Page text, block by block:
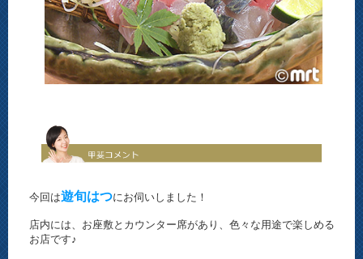
今回は遊旬はつにお伺いしました！
店内には、お座敷とカウンター席があり、色々な用途で楽しめる
お店です♪